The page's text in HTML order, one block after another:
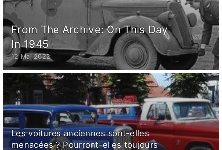
From The Archive: On This Day
In 1945
12 Mai 2022
Les voitures anciennes sont-elles
menacées ? Pourront-elles toujours